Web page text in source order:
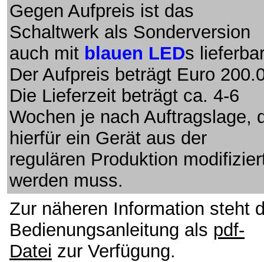
Gegen Aufpreis ist das
Schaltwerk als Sonderversion
auch mit blauen LEDs
Der Aufpreis beträgt Euro
Die Lieferzeit beträgt ca. 4-6
Wochen je nach Auftragslage,
hierfür ein Gerät aus der
regulären Produktion
werden muss.
Zur näheren Information steht
Bedienungsanleitung als pdf-
Datei zur Verfügung.